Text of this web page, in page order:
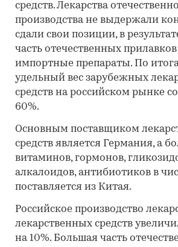
средств. Лекарства
производства не выдержали
сдали свои позиции, в
часть отечественных
импортные препараты. По
удельный вес зарубежных
средств на российском рынке
60%.
Основным поставщиком
средств является Германия, а
витаминов, гормонов,
алкалоидов, антибиотиков в
поставляется из Китая.
Российское производство
лекарственных средств
на 10%. Большая часть